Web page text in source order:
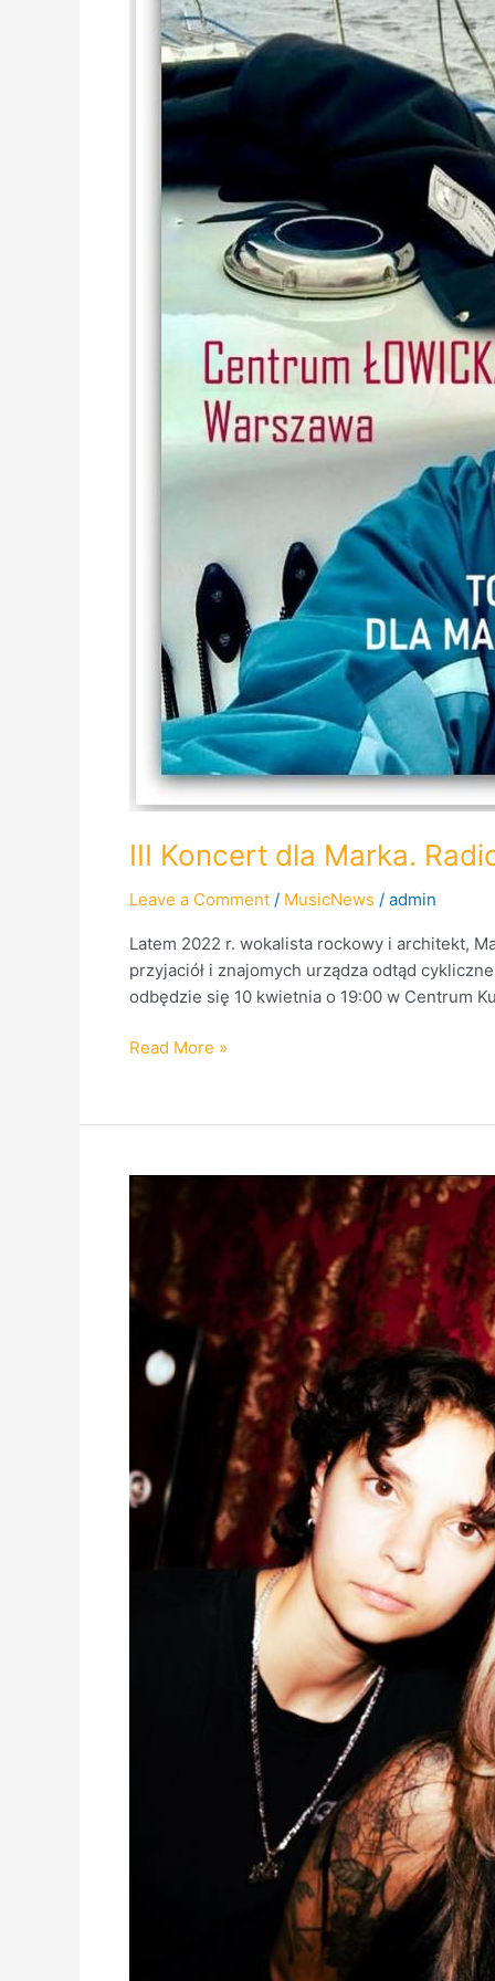
III Koncert dla Marka.
Leave a Comment / MusicNews / admin
Latem 2022 r. wokalista rockowy i architekt,
przyjaciół i znajomych urządza odtąd
odbędzie się 10 kwietnia o 19:00 w Centrum
Read More »
Hydrozagadce.
luty
świeto
doom